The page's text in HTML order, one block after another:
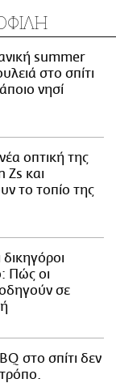
summer
στο σπίτι
νησί
οπτική της
Zs και
το τοπίο της
Πώς οι
σε
στο σπίτι δεν